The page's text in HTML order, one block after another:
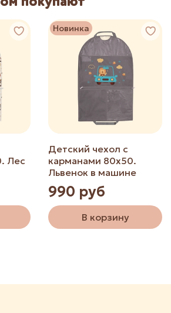
Лес
Новинка
Детский чехол с
карманами 80х50.
Львенок в машине
990 руб
В корзину